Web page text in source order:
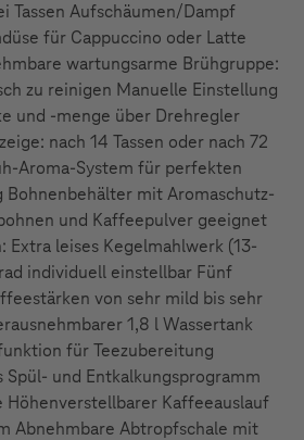
Tassen Aufschäumen/Dampf
für Cappuccino oder Latte
wartungsarme Brühgruppe:
zu reinigen Manuelle Einstellung
und -menge über Drehregler
nach 14 Tassen oder nach 72
Aroma-System für perfekten
Bohnenbehälter mit Aromaschutz-
und Kaffeepulver geeignet
Extra leises Kegelmahlwerk (13-
individuell einstellbar Fünf
von sehr mild bis sehr
1,8 l Wassertank
für Teezubereitung
Spül- und Entkalkungsprogramm
Höhenverstellbarer Kaffeeauslauf
Abnehmbare Abtropfschale mit